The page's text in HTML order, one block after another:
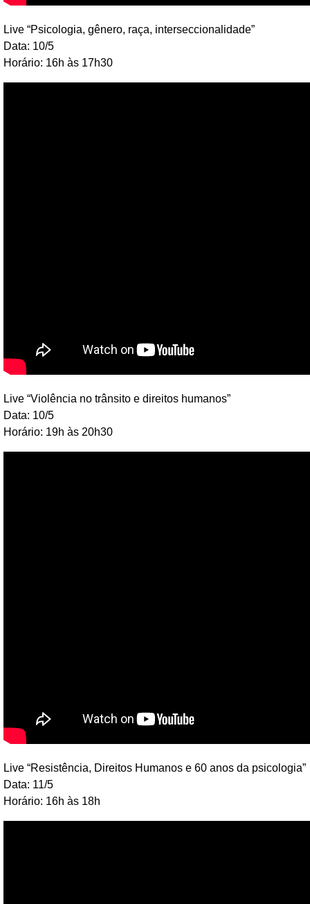
Live “Psicologia, gênero, raça, interseccionalidade”
Data: 10/5
Horário: 16h às 17h30
Live “Violência no trânsito e direitos humanos”
Data: 10/5
Horário: 19h às 20h30
Live “Resistência, Direitos Humanos e 60 anos da psicologia”
Data: 11/5
Horário: 16h às 18h